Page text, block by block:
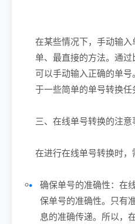
在某些情况下，手动输
单、最直接的方法。通过
可以手动输入正确的单
于一些简单的单号转换任
三、在线单号转换的注意
在进行在线单号转换时，
确保单号的准确性：在
保单号的准确性。只有
息的准确传递。所以，